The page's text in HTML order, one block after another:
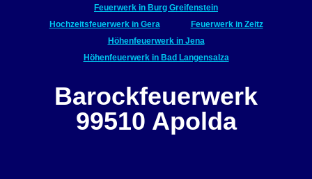
Feuerwerk in Burg Greifenstein
Hochzeitsfeuerwerk in Gera
Feuerwerk in Zeitz
Höhenfeuerwerk in Jena
Höhenfeuerwerk in Bad Langensalza
Barockfeuerwerk
99510 Apolda